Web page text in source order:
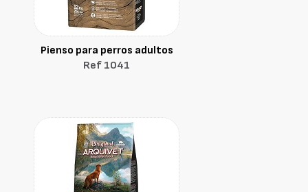
Pienso para perros adultos
Ref 1041